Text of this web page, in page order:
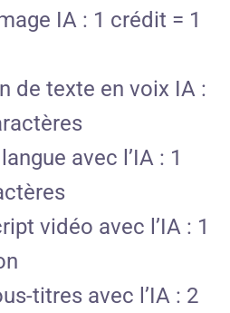
IA : 1 crédit = 1
de texte en voix IA :
avec l’IA : 1
vidéo avec l’IA : 1
titres avec l’IA : 2